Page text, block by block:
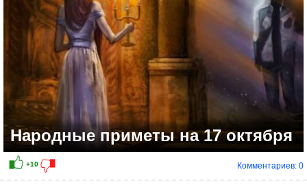
Народные приметы на 17 октября
Комментариев: 0